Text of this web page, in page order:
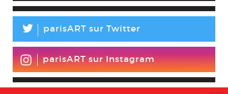
L parisART sur Twitter
parisART sur Instagram